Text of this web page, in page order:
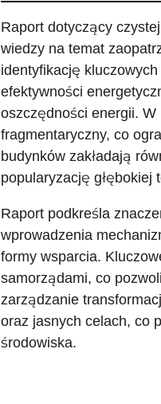
Raport dotyczący
wiedzy na temat
identyfikację
efektywności
oszczędności energii.
fragmentaryczny, co
budynków zakładają
popularyzację głębokiej
Raport podkreśla
wprowadzenia
formy wsparcia.
samorządami, co
zarządzanie
oraz jasnych celach, co
środowiska.